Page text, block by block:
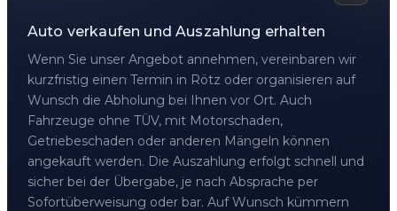
Auto verkaufen und Auszahlung erhalten
Wenn Sie unser Angebot annehmen, vereinbaren wir
kurzfristig einen Termin in Rötz oder organisieren auf
Wunsch die Abholung bei Ihnen vor Ort. Auch
Fahrzeuge ohne TÜV, mit Motorschaden,
Getriebeschaden oder anderen Mängeln können
angekauft werden. Die Auszahlung erfolgt schnell und
sicher bei der Übergabe, je nach Absprache per
Sofortüberweisung oder bar. Auf Wunsch kümmern